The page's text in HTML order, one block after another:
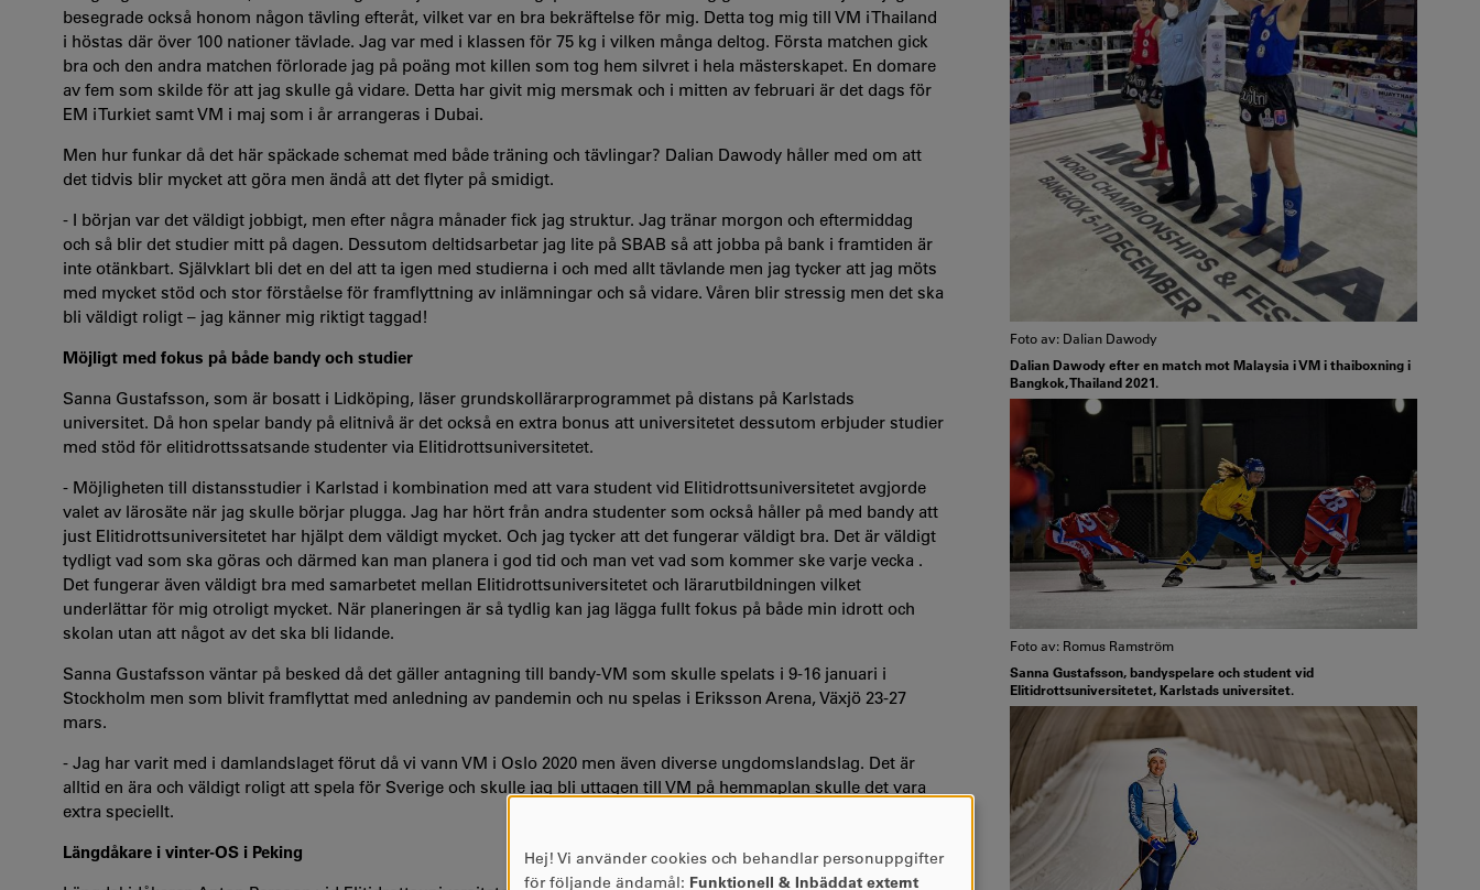
besegrade också honom någon tävling efteråt, vilket var en bra bekräftelse för mig. Detta tog mig till VM i Thailand
i höstas där över 100 nationer tävlade. Jag var med i klassen för 75 kg i vilken många deltog. Första matchen gick
bra och den andra matchen förlorade jag på poäng mot killen som tog hem silvret i hela mästerskapet. En domare
av fem som skilde för att jag skulle gå vidare. Detta har givit mig mersmak och i mitten av februari är det dags för
EM i Turkiet samt VM i maj som i år arrangeras i Dubai.
Men hur funkar då det här späckade schemat med både träning och tävlingar? Dalian Dawody håller med om att
det tidvis blir mycket att göra men ändå att det flyter på smidigt.
- I början var det väldigt jobbigt, men efter några månader fick jag struktur. Jag tränar morgon och eftermiddag
och så blir det studier mitt på dagen. Dessutom deltidsarbetar jag lite på SBAB så att jobba på bank i framtiden är
inte otänkbart. Självklart bli det en del att ta igen med studierna i och med allt tävlande men jag tycker att jag möts
med mycket stöd och stor förståelse för framflyttning av inlämningar och så vidare. Våren blir stressig men det ska
bli väldigt roligt – jag känner mig riktigt taggad!
Möjligt med fokus på både bandy och studier
Sanna Gustafsson, som är bosatt i Lidköping, läser grundskollärarprogrammet på distans på Karlstads
universitet. Då hon spelar bandy på elitnivå är det också en extra bonus att universitetet dessutom erbjuder studier
med stöd för elitidrottssatsande studenter via Elitidrottsuniversitetet.
- Möjligheten till distansstudier i Karlstad i kombination med att vara student vid Elitidrottsuniversitetet avgjorde
valet av lärosäte när jag skulle börjar plugga. Jag har hört från andra studenter som också håller på med bandy att
just Elitidrottsuniversitetet har hjälpt dem väldigt mycket. Och jag tycker att det fungerar väldigt bra. Det är väldigt
tydligt vad som ska göras och därmed kan man planera i god tid och man vet vad som kommer ske varje vecka .
Det fungerar även väldigt bra med samarbetet mellan Elitidrottsuniversitetet och lärarutbildningen vilket
underlättar för mig otroligt mycket. När planeringen är så tydlig kan jag lägga fullt fokus på både min idrott och
skolan utan att något av det ska bli lidande.
Sanna Gustafsson väntar på besked då det gäller antagning till bandy-VM som skulle spelats i 9-16 januari i
Stockholm men som blivit framflyttat med anledning av pandemin och nu spelas i Eriksson Arena, Växjö 23-27
mars.
- Jag har varit med i damlandslaget förut då vi vann VM i Oslo 2020 men även diverse ungdomslandslag. Det är
alltid en ära och väldigt roligt att spela för Sverige och skulle jag bli uttagen till VM på hemmaplan skulle det vara
extra speciellt.
Längdåkare i vinter-OS i Peking
Foto av: Dalian Dawody
Dalian Dawody efter en match mot Malaysia i VM i thaiboxning i
Bangkok, Thailand 2021.
Foto av: Romus Ramström
Sanna Gustafsson, bandyspelare och student vid
Elitidrottsuniversitetet, Karlstads universitet.
ANVÄNDNING
Hej! Vi använder cookies och behandlar personuppgifter
för följande ändamål: Funktionell & Inbäddat externt